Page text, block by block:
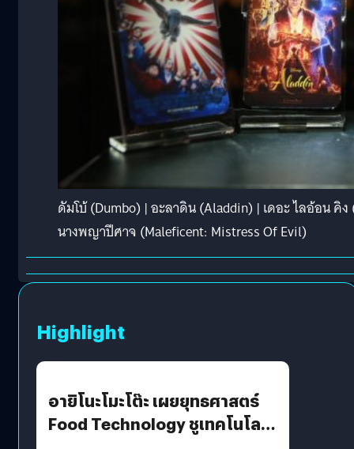
ดัมโบ้ (Dumbo) | อะลาดิน (Aladdin) | เดอะ ไลอ้อน คิ
นางพญาปีศาจ (Maleficent: Mistress Of Evil)
Highlight
อายิโนะโมะโต๊ะ เผยยุทธศาสตร์
Food Technology ชูเทคโนโลยี